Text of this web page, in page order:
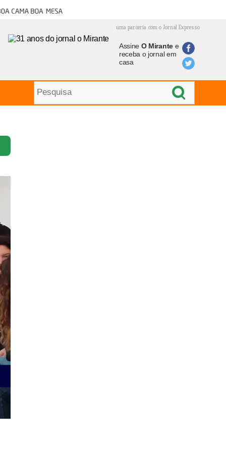
cama boa mesa
uma parceria com o Jornal Expresso
Assine O Mirantee
receba o jornal em
casa